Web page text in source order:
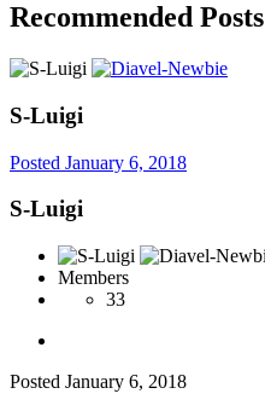
Recommended Posts
S-Luigi
Posted January 6, 2018
S-Luigi
Members
33
Posted January 6, 2018